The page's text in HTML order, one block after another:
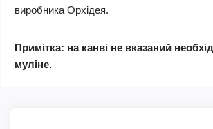
виробника Орхідея.
Примітка: на канві не вказаний
муліне.